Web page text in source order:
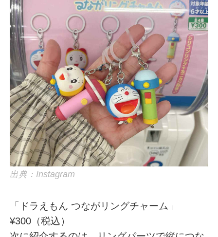
出典：Instagram
「ドラえもん つながリングチャーム」
¥300（税込）